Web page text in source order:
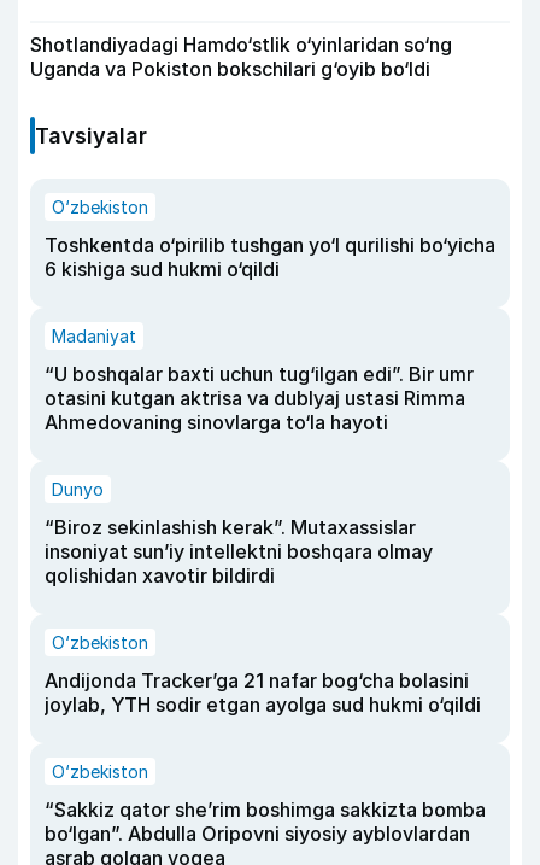
Shotlandiyadagi Hamdo‘stlik o‘yinlaridan so‘ng
Uganda va Pokiston bokschilari g‘oyib bo‘ldi
Tavsiyalar
O‘zbekiston
Toshkentda o‘pirilib tushgan yo‘l qurilishi bo‘yicha
6 kishiga sud hukmi o‘qildi
Madaniyat
“U boshqalar baxti uchun tug‘ilgan edi”. Bir umr
otasini kutgan aktrisa va dublyaj ustasi Rimma
Ahmedovaning sinovlarga to‘la hayoti
Dunyo
“Biroz sekinlashish kerak”. Mutaxassislar
insoniyat sun’iy intellektni boshqara olmay
qolishidan xavotir bildirdi
O‘zbekiston
Andijonda Tracker’ga 21 nafar bog‘cha bolasini
joylab, YTH sodir etgan ayolga sud hukmi o‘qildi
O‘zbekiston
“Sakkiz qator she’rim boshimga sakkizta bomba
bo‘lgan”. Abdulla Oripovni siyosiy ayblovlardan
asrab qolgan voqea